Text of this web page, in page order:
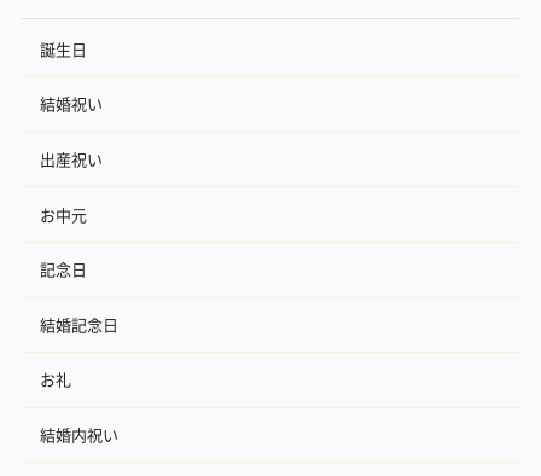
誕生日
結婚祝い
出産祝い
お中元
記念日
結婚記念日
お礼
結婚内祝い